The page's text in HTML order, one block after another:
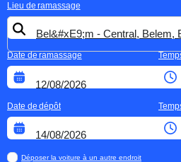
Lieu de ramassage
Date de ramassage
Date de dépôt
Déposer la voiture à un autre endroit